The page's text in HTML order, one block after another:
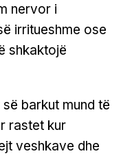
nervor i
irritueshme ose
shkaktojë
barkut mund të
rastet kur
veshkave dhe